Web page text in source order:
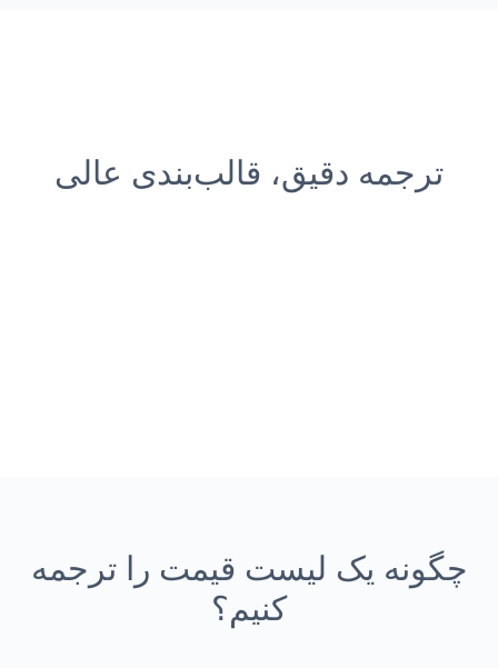
ترجمه دقیق، قالب‌بندی عالی
چگونه یک لیست قیمت را ترجمه
کنیم؟